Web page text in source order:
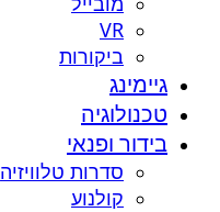
VR
ביקורות
גיימינג
טכנולוגיה
בידור ופנאי
סדרות טלוויזיה
קולנוע